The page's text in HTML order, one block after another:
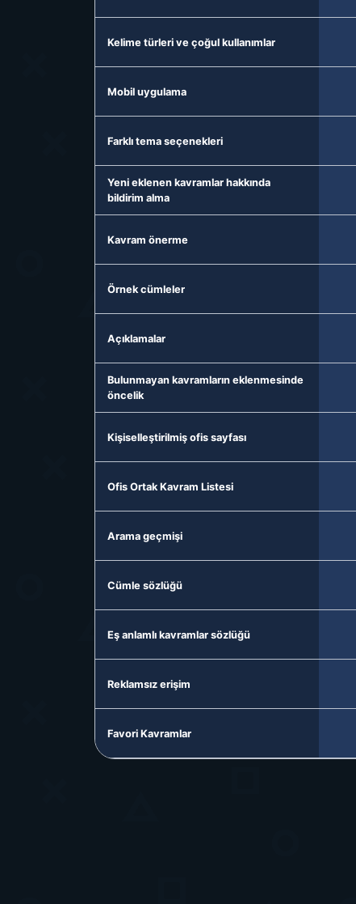
Kelime türleri ve çoğul kullanımlar
Mobil uygulama
Farklı tema seçenekleri
Yeni eklenen kavramlar hakkında
bildirim alma
Kavram önerme
Örnek cümleler
Açıklamalar
Bulunmayan kavramların eklenmesinde
öncelik
Kişiselleştirilmiş ofis sayfası
Ofis Ortak Kavram Listesi
Arama geçmişi
Cümle sözlüğü
Eş anlamlı kavramlar sözlüğü
Reklamsız erişim
Favori Kavramlar